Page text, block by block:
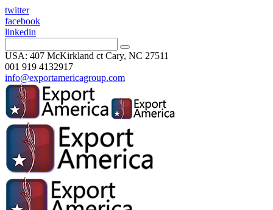
twitter
facebook
linkedin
USA: 407 McKirkland ct Cary, NC 27511
001 919 4132917
info@exportamericagroup.com